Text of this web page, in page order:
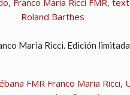
Maria Ricci. Edición limitada